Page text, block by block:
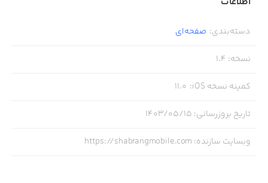
دسته‌بندی: صفحه‌ای
نسخه:
1.4
کمینه نسخه iOS :
11.0
تاریخ بروزرسانی: ۱۴۰۳/۰۵/۱۵
وبسایت سازنده:
https://shabrangmobile.com